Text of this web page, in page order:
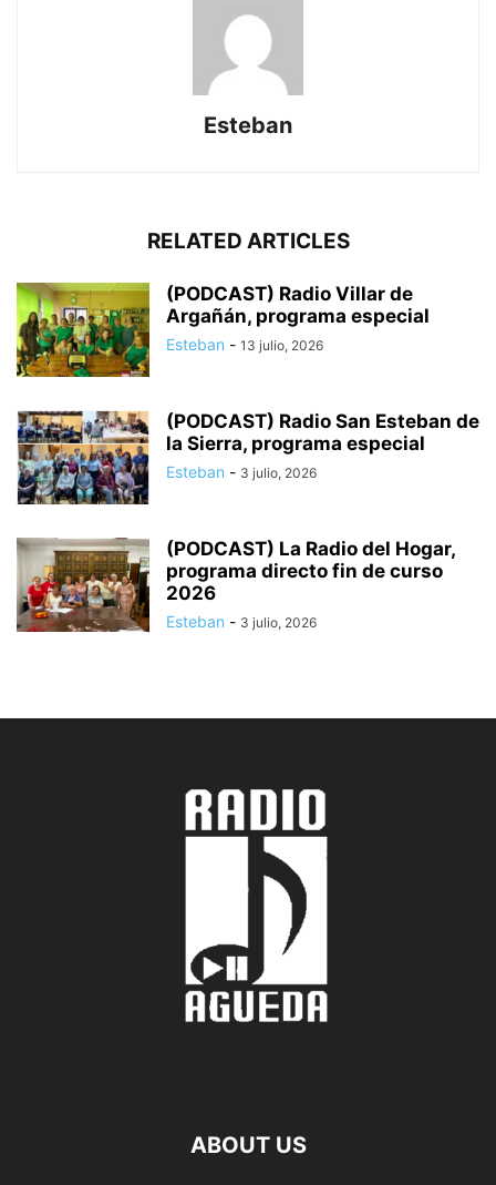
Esteban
RELATED ARTICLES
(PODCAST) Radio Villar de
Argañán, programa especial
Esteban - 13 julio, 2026
(PODCAST) Radio San Esteban de
la Sierra, programa especial
Esteban - 3 julio, 2026
(PODCAST) La Radio del Hogar,
programa directo fin de curso
2026
Esteban - 3 julio, 2026
ABOUT US